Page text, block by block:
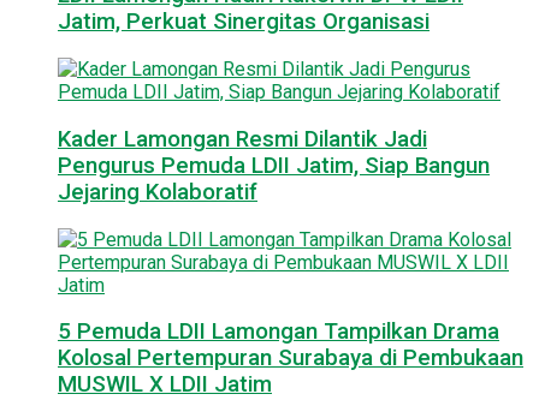
Jatim, Perkuat Sinergitas Organisasi
Kader Lamongan Resmi Dilantik Jadi
Pengurus Pemuda LDII Jatim, Siap Bangun
Jejaring Kolaboratif
5 Pemuda LDII Lamongan Tampilkan Drama
Kolosal Pertempuran Surabaya di Pembukaan
MUSWIL X LDII Jatim